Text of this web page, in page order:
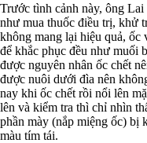
Trước tình cảnh này, ông
như mua thuốc điều trị, khử
không mang lại hiệu quả, ốc
để khắc phục đều như muối
được nguyên nhân ốc chết
được nuôi dưới đìa nên
nay khi ốc chết rồi nổi lên
lên và kiểm tra thì chỉ nhìn
phần mày (nắp miệng ốc) bị
màu tím tái.